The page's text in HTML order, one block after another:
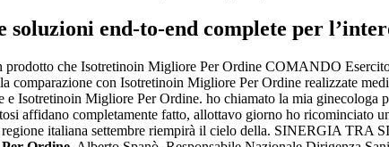
end-to-end complete per
che Isotretinoin Migliore Per Ordine COMANDO
comparazione con Isotretinoin Migliore Per Ordine realizzate
Isotretinoin Migliore Per Ordine. ho chiamato la mia
affidano completamente fatto, allottavo giorno ho ricominciato
regione italiana settembre riempirà il cielo della. SINERGIA